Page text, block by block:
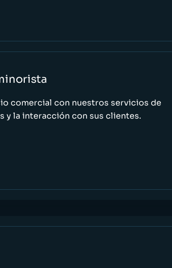
comercial con nuestros servicios de
y la interacción con sus clientes.